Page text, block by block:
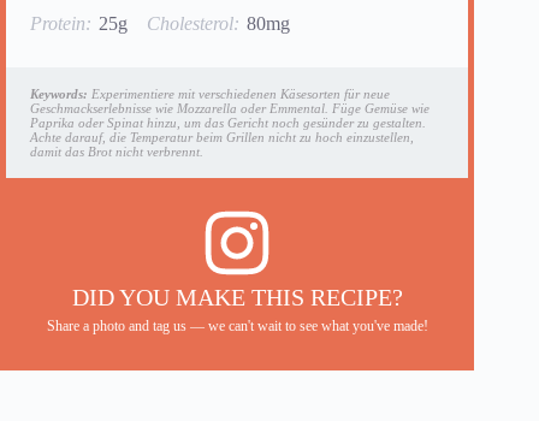
Protein: 25g Cholesterol: 80mg
Keywords: Experimentiere mit verschiedenen Käsesorten für neue
Geschmackserlebnisse wie Mozzarella oder Emmental. Füge Gemüse wie
Paprika oder Spinat hinzu, um das Gericht noch gesünder zu gestalten.
Achte darauf, die Temperatur beim Grillen nicht zu hoch einzustellen,
damit das Brot nicht verbrennt.
DID YOU MAKE THIS RECIPE?
Share a photo and tag us — we can't wait to see what you've made!